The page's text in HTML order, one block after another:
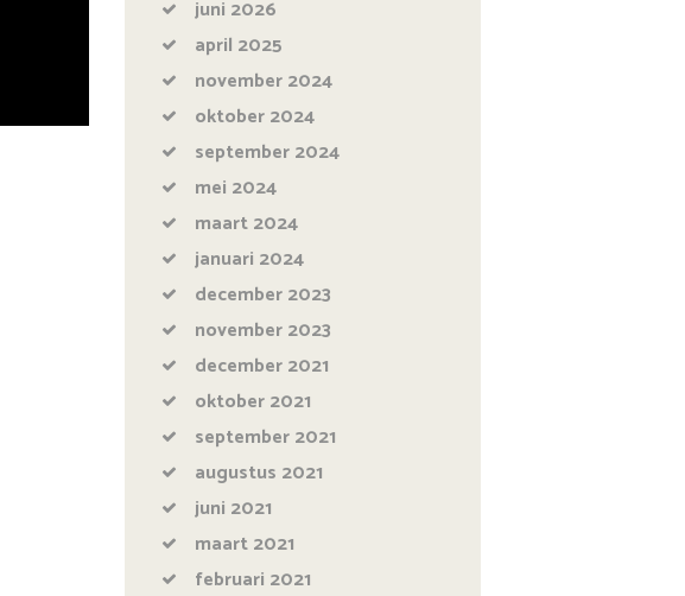
juni 2026
april 2025
november2024
oktober2024
september2024
mei 2024
maart2024
januari 2024
december2023
november2023
december2021
oktober2021
september2021
augustus 2021
juni 2021
maart2021
februari 2021